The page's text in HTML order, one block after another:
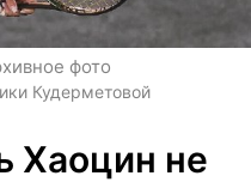
фото
Кудерметовой
Хаоцин не